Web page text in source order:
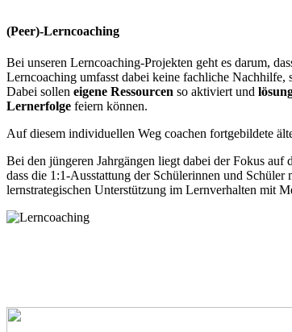
(Peer)-Lerncoaching
Bei unseren Lerncoaching-Projekten geht es darum,
Lerncoaching umfasst dabei keine fachliche Nachhilfe,
Dabei sollen eigene Ressourcen so aktiviert und
Lernerfolge feiern können.
Auf diesem individuellen Weg coachen fortgebildete
Bei den jüngeren Jahrgängen liegt dabei der Fokus
dass die 1:1-Ausstattung der Schülerinnen und
lernstrategischen Unterstützung im Lernverhalten mit